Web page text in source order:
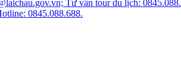
Tư vấn tour du lịch:
0845.088.688.